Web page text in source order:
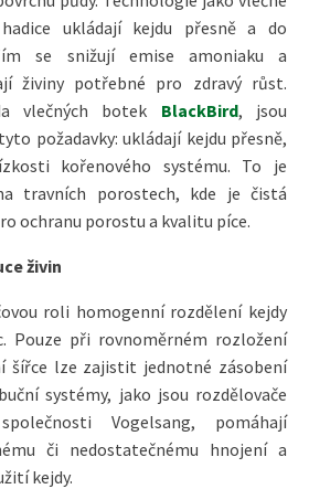
ukládají kejdu přesně a do
se snižují emise amoniaku a
živiny potřebné pro zdravý růst.
vlečných botek BlackBird, jsou
požadavky: ukládají kejdu přesně,
kořenového systému. To je
travních porostech, kde je čistá
ochranu porostu a kvalitu píce.
živin
roli homogenní rozdělení kejdy
Pouze při rovnoměrném rozložení
šířce lze zajistit jednotné zásobení
systémy, jako jsou rozdělovače
Vogelsang, pomáhají
či nedostatečnému hnojení a
kejdy.